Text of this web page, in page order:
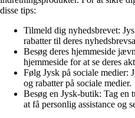
disse tips:
Tilmeld dig nyhedsbrevet:
rabatter til deres
Besøg deres hjemmeside
hjemmeside for at se deres
Følg Jysk på sociale medier:
og rabatter på sociale medier.
Besøg en Jysk-butik: Tag
at få personlig assistance og